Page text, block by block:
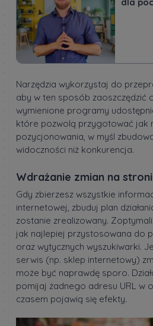
dla
Narzędzia wykorzystaj do
aby w ten sposób zaoszczędzić
wymienione programy
które pozwolą przygotować jak
pozycjonowania, w myśl
widoczności niż konkurencja.
Wdrażanie zmian na
Gdy zbierzesz wszystkie
internetowej, zbuduj plan
zostanie zrealizowany.
jak najlepiej przystosowana do
oraz wytycznych wyszukiwarki.
serwis (np. sklep internetowy)
może być naprawdę sporo.
pomijaj żadnego adresu URL w
czasem pojawią się efekty.